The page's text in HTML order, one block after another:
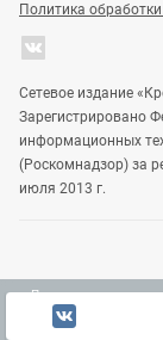
Продолжая
включая использование
Политика
Сетевое издание
Зарегистрировано
информационных
(Роскомнадзор) за
июля 2013 г.
Vgoroden